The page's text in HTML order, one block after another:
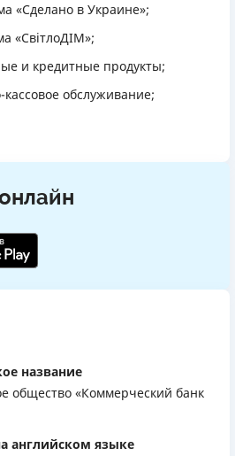
«Сделано в Украине»;
«СвітлоДІМ»;
и кредитные продукты;
кассовое обслуживание;
с ценными бумагами;
проекты;
инкассации и эквайрингу;
для бизнеса iFobs;
название
общество «Коммерческий банк
английском языке